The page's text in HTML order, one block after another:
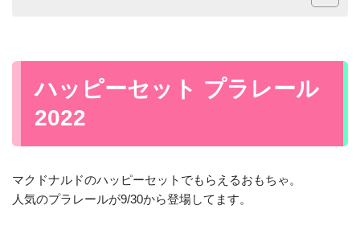
ハッピーセット プラレール
2022
マクドナルドのハッピーセットでもらえるおもちゃ。
人気のプラレールが9/30から登場してます。